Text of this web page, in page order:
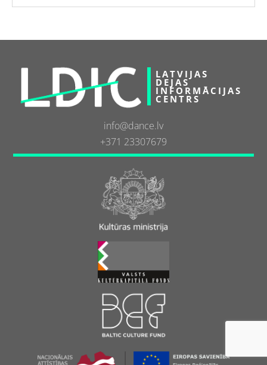
LATVIJAS
DEJAS
INFORMĀCIJAS
CENTRS
info@dance.lv
+371 23307679